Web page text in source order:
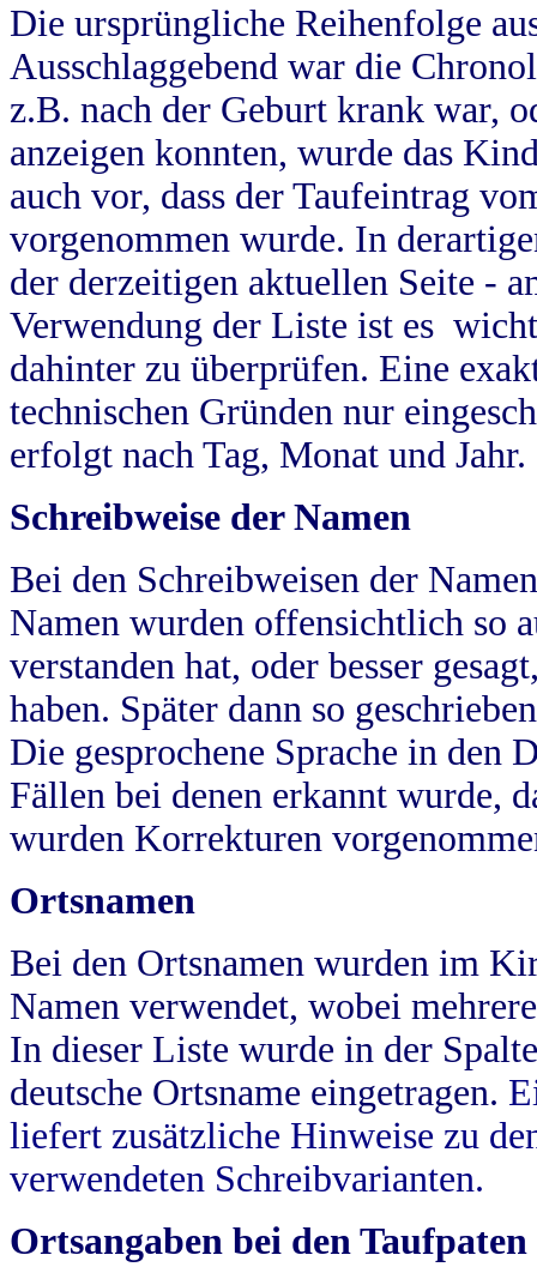
Die ursprüngliche Reihenfolge
Ausschlaggebend war die
z.B. nach der Geburt krank war,
anzeigen konnten, wurde das
auch vor, dass der Taufeintrag
vorgenommen wurde. In
der derzeitigen aktuellen Seite -
Verwendung der Liste ist es
dahinter zu überprüfen. Eine
technischen Gründen nur
erfolgt nach Tag, Monat und Jahr.
Schreibweise der Namen
Bei den Schreibweisen der
Namen wurden offensichtlich so
verstanden hat, oder besser
haben. Später dann so
Die gesprochene Sprache in
Fällen bei denen erkannt wurde,
wurden Korrekturen
Ortsnamen
Bei den Ortsnamen wurden im
Namen verwendet, wobei
In dieser Liste wurde in der
deutsche Ortsname eingetragen.
liefert zusätzliche Hinweise zu
verwendeten Schreibvarianten.
Ortsangaben bei den Taufpaten